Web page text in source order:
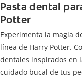
Pasta dental
Potter
Experimenta la magia
línea de Harry Potter.
dentales inspirados en
cuidado bucal de tus